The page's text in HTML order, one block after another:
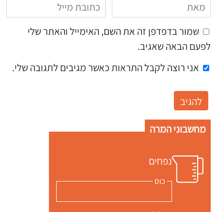
שמור בדפדפן זה את השם, האימייל והאתר שלי
לפעם הבאה שאגיב.
אני רוצה לקבל התראות כאשר מגיבים לתגובה שלי.
מחשבוני המרה
נפחים
כוס